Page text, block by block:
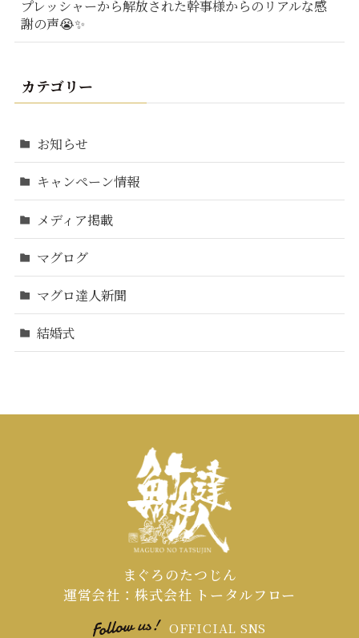
プレッシャーから解放された幹事様からのリアルな感
謝の声😭✨
カテゴリー
お知らせ
キャンペーン情報
メディア掲載
マグログ
マグロ達人新聞
結婚式
まぐろのたつじん
運営会社：株式会社 トータルフロー
OFFICIAL SNS